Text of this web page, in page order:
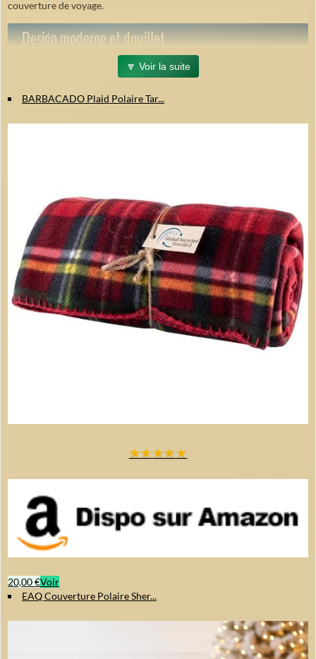
couverture de voyage.
Design moderne et douillet
Avec son style élégant et chic, ce plaid beige sapin de Noël complète
lit, plaid pour canapé, ou couverture réversible sherpa/flanelle. Ses
Face sherpa 460 GSM: moelleuse, douce et agréable pour la peau.
Face flanelle: chaude et confortable.
Respirant et adapté pour adultes et enfants.
Entretien facile et durable
Lavable en machine à ≤40 °C
Séchage doux conseillé
Résistant au boulochage, rétrécissement et décoloration
Conserve douceur, chaleur et forme lavage après lavage
🔽 Voir la suite
BARBACADO Plaid Polaire Tar...
★★★★★
20,00 €Voir
EAQ Couverture Polaire Sher...